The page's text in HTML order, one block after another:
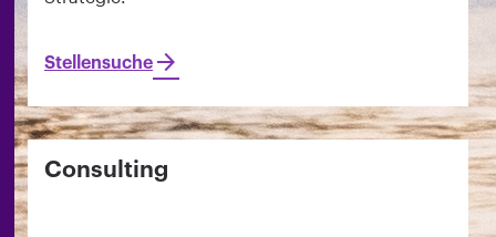
Stellensuche
Consulting